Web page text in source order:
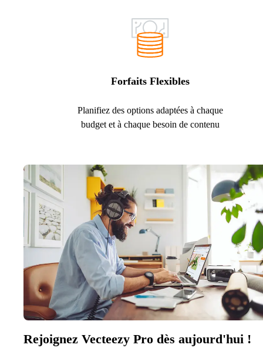
Forfaits Flexibles
Planifiez des options adaptées à chaque
budget et à chaque besoin de contenu
Rejoignez Vecteezy Pro dès aujourd'hui !